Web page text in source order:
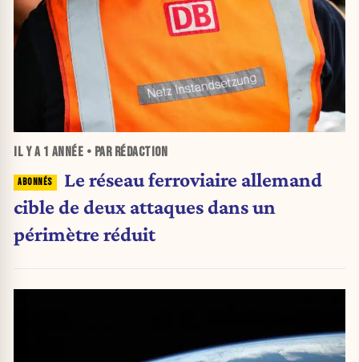
IL Y A 1 ANNÉE • PAR RÉDACTION
Le réseau ferroviaire allemand
cible de deux attaques dans un
périmètre réduit